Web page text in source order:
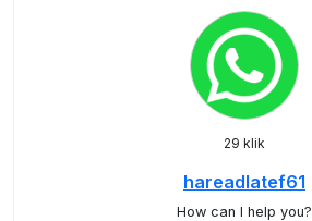
29 klik
hareadlatef61
How can I help you?